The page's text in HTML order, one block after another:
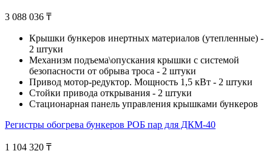
3 088 036 ₸
Крышки бункеров инертных материалов (утепленные) -
2 штуки
Механизм подъема\опускания крышки с системой
безопасности от обрыва троса - 2 штуки
Привод мотор-редуктор. Мощность 1,5 кВт - 2 штуки
Стойки привода открывания - 2 штуки
Стационарная панель управления крышками бункеров
Регистры обогрева бункеров РОБ пар для ДКМ-40
1 104 320 ₸